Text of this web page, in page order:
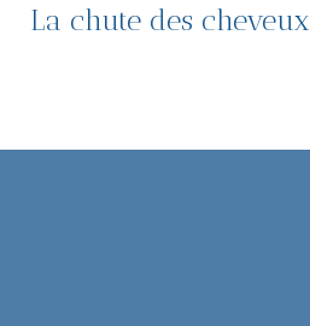
La chute des cheveux